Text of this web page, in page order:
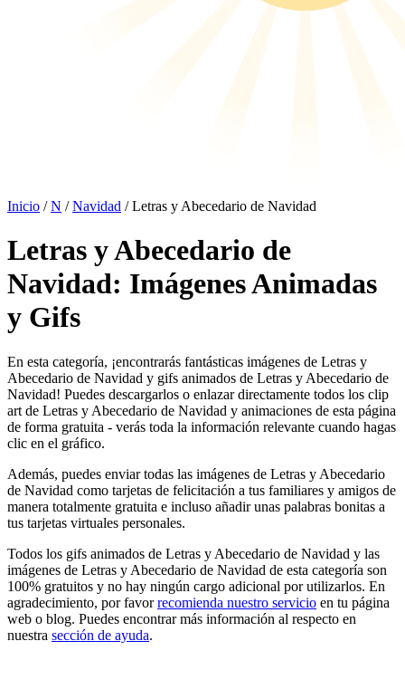
Inicio /N /Navidad / Letras y Abecedario de Navidad
Letras y Abecedario de
Navidad: Imágenes Animadas
y Gifs
En esta categoría, ¡encontrarás fantásticas imágenes de Letras y
Abecedario de Navidad y gifs animados de Letras y Abecedario de
Navidad! Puedes descargarlos o enlazar directamente todos los clip
art de Letras y Abecedario de Navidad y animaciones de esta página
de forma gratuita - verás toda la información relevante cuando hagas
clic en el gráfico.
Además, puedes enviar todas las imágenes de Letras y Abecedario
de Navidad como tarjetas de felicitación a tus familiares y amigos de
manera totalmente gratuita e incluso añadir unas palabras bonitas a
tus tarjetas virtuales personales.
Todos los gifs animados de Letras y Abecedario de Navidad y las
imágenes de Letras y Abecedario de Navidad de esta categoría son
100% gratuitos y no hay ningún cargo adicional por utilizarlos. En
agradecimiento, por favorrecomienda nuestro servicio en tu página
web o blog. Puedes encontrar más información al respecto en
nuestra sección de ayuda.